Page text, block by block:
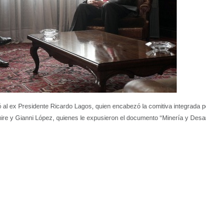
al ex Presidente Ricardo Lagos, quien encabezó la comitiva integrada
y Gianni López, quienes le expusieron el documento “Minería y